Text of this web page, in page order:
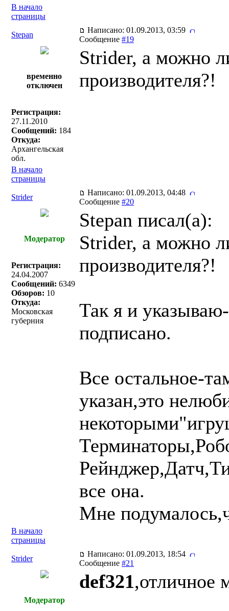
В начало
страницы
Stepan
Написано: 01.09.2013, 03:59
Сообщение #19
временно
отключен
Регистрация:
27.11.2010
Сообщений: 184
Откуда:
Архангельская
обл.
Strider, а можно
производителя?!
В начало
страницы
Strider
Написано: 01.09.2013, 04:48
Сообщение #20
Модератор
Регистрация:
24.04.2007
Сообщений: 6349
Обзоров: 10
Откуда:
Московская
губерния
Stepan писал(a):
Strider, а можно
производителя?!
Так я и указываю-
подписано.
Все остальное-
указан,это
все она.
Мне
В начало
страницы
Strider
Написано: 01.09.2013, 18:54
Сообщение #21
Модератор
def321,отличное